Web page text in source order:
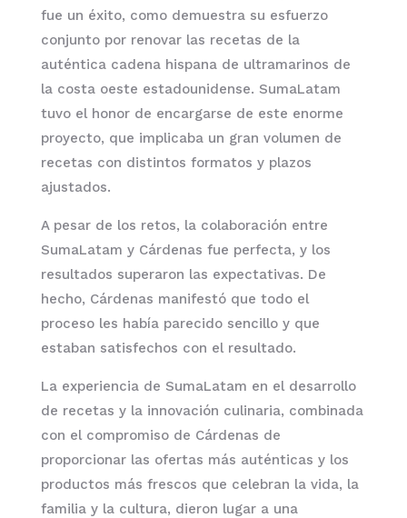
fue un éxito, como demuestra su esfuerzo
conjunto por renovar las recetas de la
auténtica cadena hispana de ultramarinos de
la costa oeste estadounidense. SumaLatam
tuvo el honor de encargarse de este enorme
proyecto, que implicaba un gran volumen de
recetas con distintos formatos y plazos
ajustados.
A pesar de los retos, la colaboración entre
SumaLatam y Cárdenas fue perfecta, y los
resultados superaron las expectativas. De
hecho, Cárdenas manifestó que todo el
proceso les había parecido sencillo y que
estaban satisfechos con el resultado.
La experiencia de SumaLatam en el desarrollo
de recetas y la innovación culinaria, combinada
con el compromiso de Cárdenas de
proporcionar las ofertas más auténticas y los
productos más frescos que celebran la vida, la
familia y la cultura, dieron lugar a una